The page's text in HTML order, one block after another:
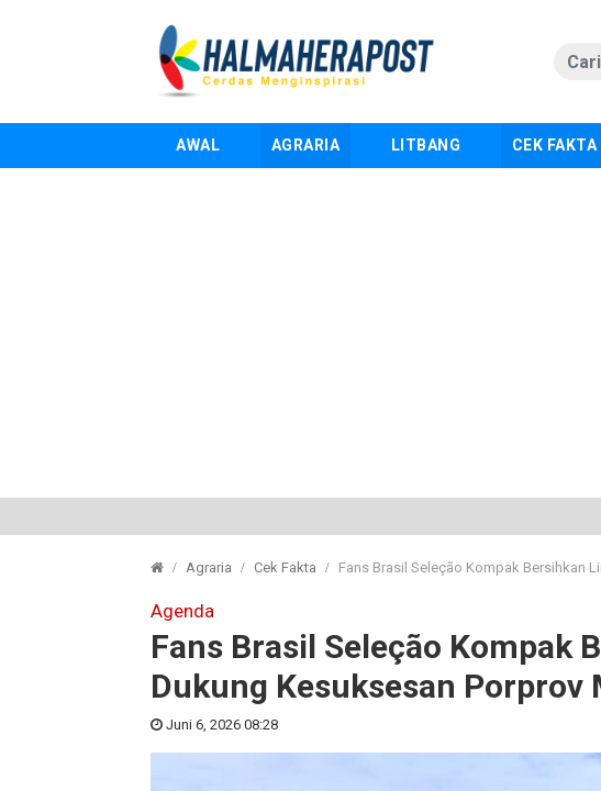
AWAL AGRARIA LITBANG CEK FAKTA
Agraria Cek Fakta Fans Brasil Seleção Kompak Bersihkan
Agenda
Fans Brasil Seleção Kompak
Dukung Kesuksesan Porprov
Juni 6, 2026 08:28